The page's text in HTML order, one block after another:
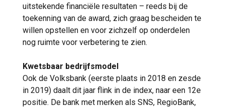
uitstekende financiële resultaten – reeds bij de
toekenning van de award, zich graag bescheiden te
willen opstellen en voor zichzelf op onderdelen
nog ruimte voor verbetering te zien.
Kwetsbaar bedrijfsmodel
Ook de Volksbank (eerste plaats in 2018 en zesde
in 2019) daalt dit jaar flink in de index, naar een 12e
positie. De bank met merken als SNS, RegioBank,